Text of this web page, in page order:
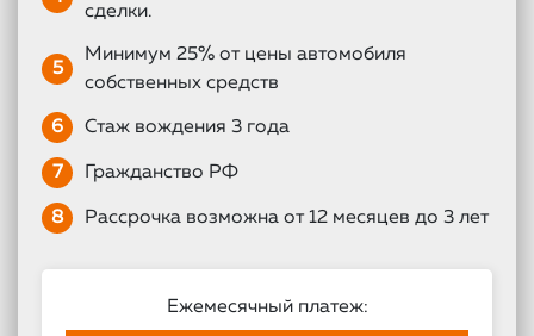
сделки.
5
Минимум 25% от цены автомобиля
собственных средств
6 Стаж вождения 3 года
7 Гражданство РФ
8 Рассрочка возможна от 12 месяцев до 3 лет
Ежемесячный платеж: